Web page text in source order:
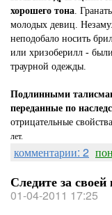
хорошего тона.
молодых девиц.
неподобало носить
или хризоберилл -
траурной одежды.
Подлинными
переданные по
отрицательные
лет.
комментарии: 2
Следите за
01-04-2011 17:25